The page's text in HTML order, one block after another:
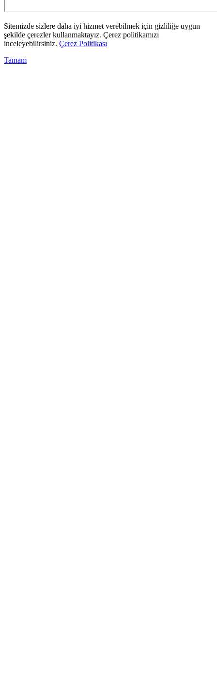
Sitemizde sizlere daha iyi hizmet verebilmek için gizliliğe uygun
şekilde çerezler kullanmaktayız. Çerez politikamızı
inceleyebilirsiniz. Çerez Politikası
Tamam